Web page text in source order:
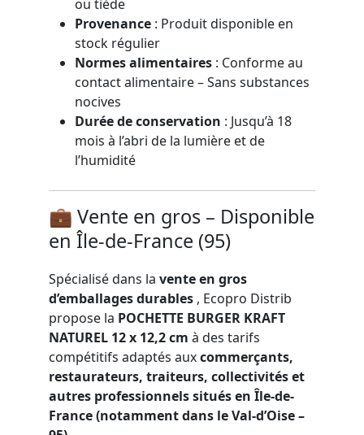
ou tiède
Provenance : Produit disponible en
stock régulier
Normes alimentaires : Conforme au
contact alimentaire – Sans substances
nocives
Durée de conservation : Jusqu’à 18
mois à l’abri de la lumière et de
l’humidité
💼 Vente en gros – Disponible
en Île-de-France (95)
Spécialisé dans la venteen gros
d’emballages durables , Ecopro Distrib
propose la POCHETTE BURGER KRAFT
NATUREL 12 x 12,2 cm à des tarifs
compétitifs adaptés auxcommerçants,
restaurateurs, traiteurs, collectivités et
autres professionnels situés en Île-de-
France (notamment dans le Val-d’Oise –